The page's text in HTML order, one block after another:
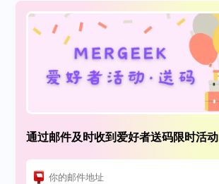
通过邮件及时收到爱好者送码限时活动